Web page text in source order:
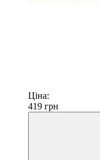
Ціна:
419 грн